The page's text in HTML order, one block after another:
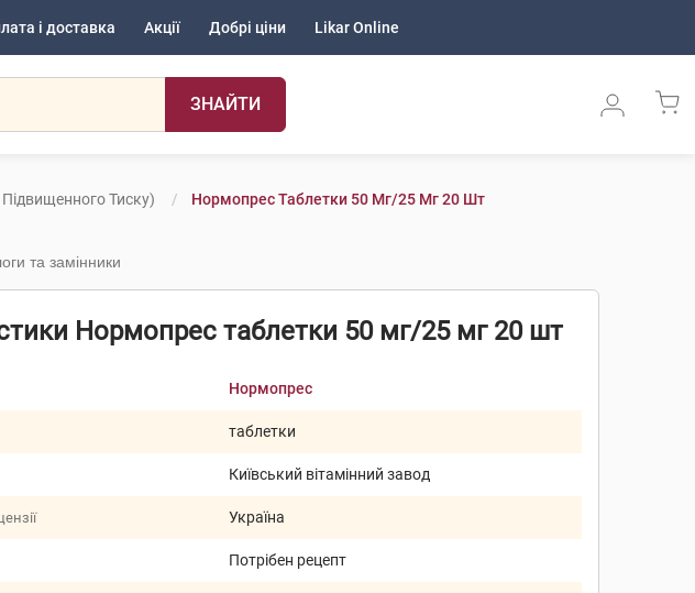
і доставка Акції Добрі ціни Likar Online
ЗНАЙТИ
Підвищенного Тиску) Нормопрес Таблетки 50 Мг/25 Мг 20 Шт
та замінники
Нормопрес таблетки 50 мг/25 мг 20 шт
Нормопрес
таблетки
Київський вітамінний завод
Україна
Потрібен рецепт